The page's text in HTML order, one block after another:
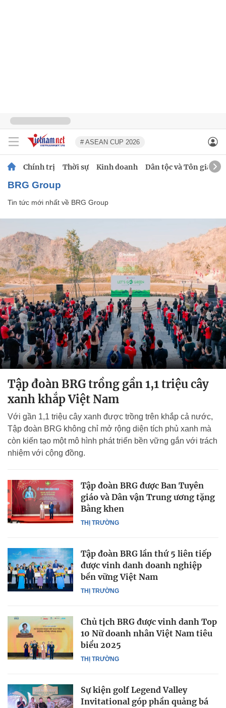
# ASEAN CUP 2026
Chính trị Thời sự Kinh doanh Dân tộc và Tôn giáo
BRG Group
Tin tức mới nhất về BRG Group
Tập đoàn BRG trồng gần 1,1 triệu cây
xanh khắp Việt Nam
Với gần 1,1 triệu cây xanh được trồng trên khắp cả nước,
Tập đoàn BRG không chỉ mở rộng diện tích phủ xanh mà
còn kiến tạo một mô hình phát triển bền vững gắn với trách
nhiệm với cộng đồng.
THỊ TRƯỜNG
Tập đoàn BRG được Ban Tuyên
giáo và Dân vận Trung ương tặng
Bằng khen
THỊ TRƯỜNG
Tập đoàn BRG lần thứ 5 liên tiếp
được vinh danh doanh nghiệp
bền vững Việt Nam
THỊ TRƯỜNG
Chủ tịch BRG được vinh danh Top
10 Nữ doanh nhân Việt Nam tiêu
biểu 2025
Sự kiện golf Legend Valley
Invitational góp phần quảng bá